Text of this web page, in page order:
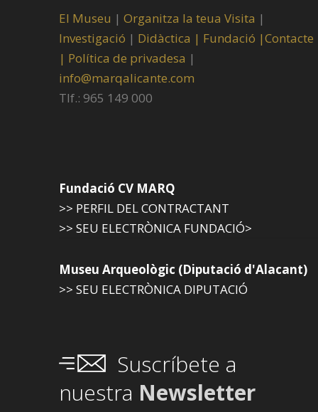
El Museu | Organitza la teua Visita |
Investigació | Didàctica | Fundació |Contacte
| Política de privadesa |
info@marqalicante.com
Tlf.: 965 149 000
Fundació CV MARQ
>> PERFIL DEL CONTRACTANT
>> SEU ELECTRÒNICA FUNDACIÓ>
Museu Arqueològic (Diputació d'Alacant)
>> SEU ELECTRÒNICA DIPUTACIÓ
Suscríbete a
nuestra Newsletter